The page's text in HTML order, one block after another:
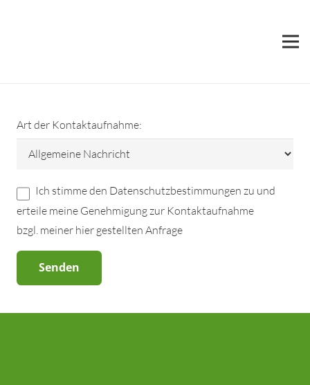
lasse
dieses
leer.
Art der Kontaktaufnahme:
Ich stimme den Datenschutzbestimmungen zu und
erteile meine Genehmigung zur Kontaktaufnahme
bzgl. meiner hier gestellten Anfrage